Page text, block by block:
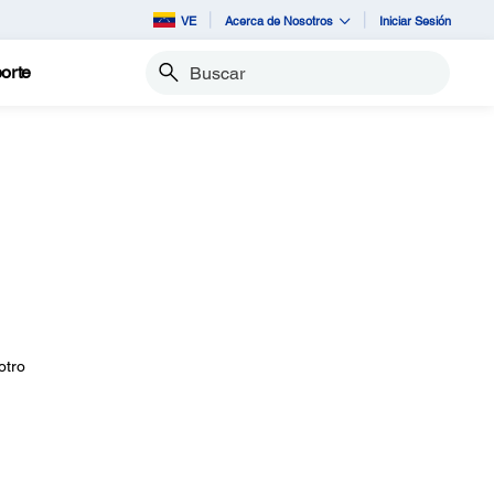
VE Acerca de Nosotros Iniciar Sesión
Buscar